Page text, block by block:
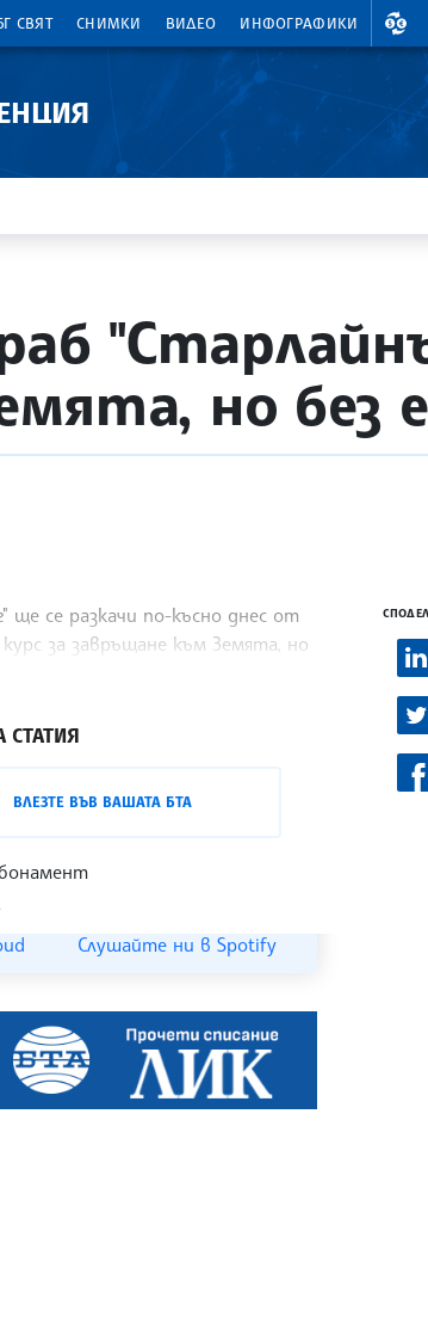
СВЯТ СНИМКИ ВИДЕО ИНФОГРАФИКИ
но без
ще се разкачи по-късно днес от
за завръщане към Земята, но
СТАТИЯ
ВЛЕЗТЕ ВЪВ ВАШАТА БТА
на българската култура,
Слушайте ни в Spotify